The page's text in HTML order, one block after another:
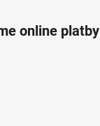
online platby